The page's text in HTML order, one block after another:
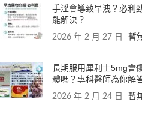
手淫會導致早洩？必利
能解決？
2026 年 2 月 27 日 暫
長期服用犀利士5mg會
體嗎？專科醫師為你解
2026 年 2 月 24 日 暫